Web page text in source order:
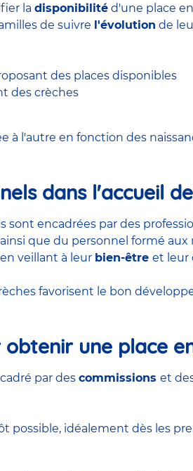
la disponibilité d'une place
de suivre l'évolution de
des places disponibles
des crèches
l'autre en fonction des
dans l'accueil
sont encadrées par des
ainsi que du personnel formé aux
veillant à leur bien-être et leur
favorisent le bon
une place
par des commissions et
possible, idéalement dès les